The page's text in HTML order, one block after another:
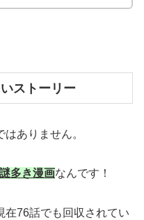
ストーリー
ありません。
謎多き漫画なんです！
在76話でも回収されてい